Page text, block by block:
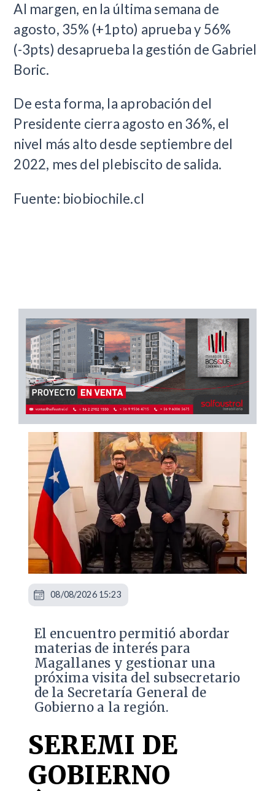
Al margen, en la última semana de
agosto, 35% (+1pto) aprueba y 56%
(-3pts) desaprueba la gestión de Gabriel
Boric.
De esta forma, la aprobación del
Presidente cierra agosto en 36%, el
nivel más alto desde septiembre del
2022, mes del plebiscito de salida.
Fuente: biobiochile.cl
El encuentro permitió abordar
materias de interés para
Magallanes y gestionar una
próxima visita del subsecretario
de la Secretaría General de
Gobierno a la región.
SEREMI DE
GOBIERNO
08/08/2026 15:23